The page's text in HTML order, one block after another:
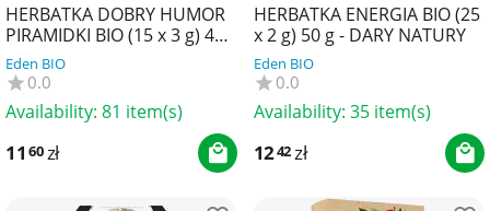
HERBATKA DOBRY HUMOR
PIRAMIDKI BIO (15 x 3 g) 45
g - DARY NATURY
Eden BIO
0.0
Availability: 81 item(s)
11 60zł
HERBATKA ENERGIA BIO (25
x 2 g) 50 g - DARY NATURY
Eden BIO
0.0
Availability: 35 item(s)
1242zł